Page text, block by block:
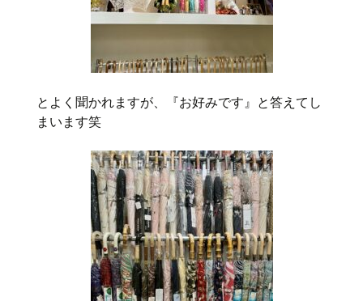
とよく聞かれますが、『お好みです』と答えてし
まいます笑